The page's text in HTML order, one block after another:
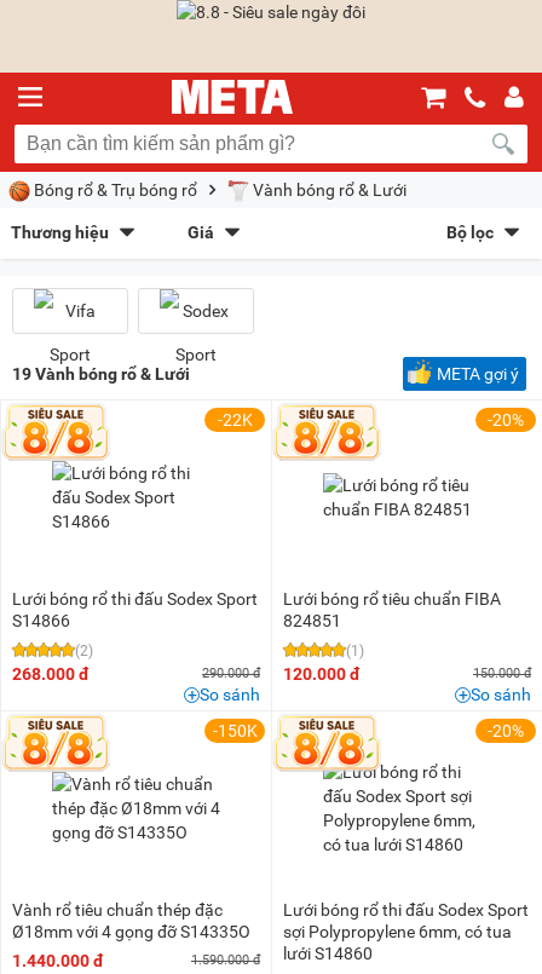
Bóng rổ & Trụ bóng rổ Vành bóng rổ & Lưới
Thương hiệu
Vifa Sport (7)
Giá
Sắp xếp theo
Bán chạy nhất Giá tăng dần
Mới nhất Trả góp
Kiểu hiển thị
Dạng lưới Danh sách
Chọn khoảng giá
500K - 1 triệu
1 triệu - 1,5 triệu
(1)
2 triệu - 3 triệu
3 triệu - 5 triệu
Bộ lọc
19Vành bóng rổ & Lưới META gợi ý
-22K
Lưới bóng rổ thi đấu Sodex Sport
S14866
(2)
268.000 đ 290.000 đ
So sánh
-20%
Lưới bóng rổ tiêu chuẩn FIBA
824851
(1)
120.000 đ 150.000 đ
So sánh
-150K
Vành rổ tiêu chuẩn thép đặc
Ø18mm với 4 gọng đỡ S14335O
1.440.000 đ
1.590.000 đ
-20%
Lưới bóng rổ thi đấu Sodex Sport
sợi Polypropylene 6mm, có tua
lưới S14860